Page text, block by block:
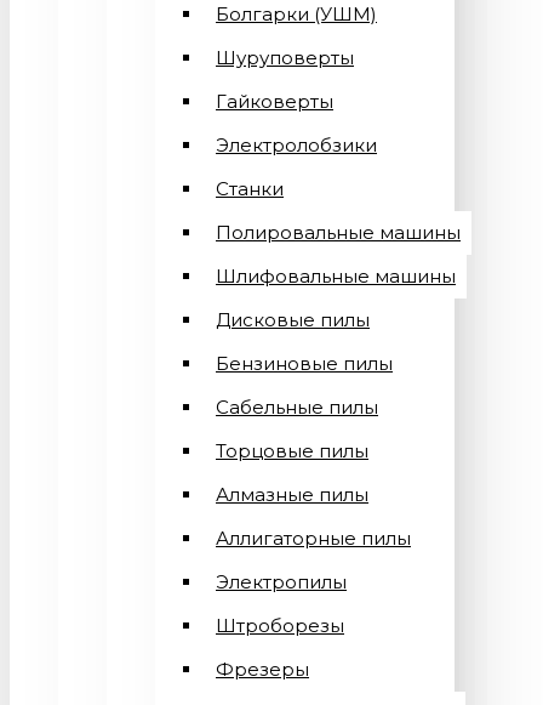
Болгарки (УШМ)
Шуруповерты
Гайковерты
Электролобзики
Станки
Полировальные машины
Шлифовальные машины
Дисковые пилы
Бензиновые пилы
Сабельные пилы
Торцовые пилы
Алмазные пилы
Аллигаторные пилы
Электропилы
Штроборезы
Фрезеры